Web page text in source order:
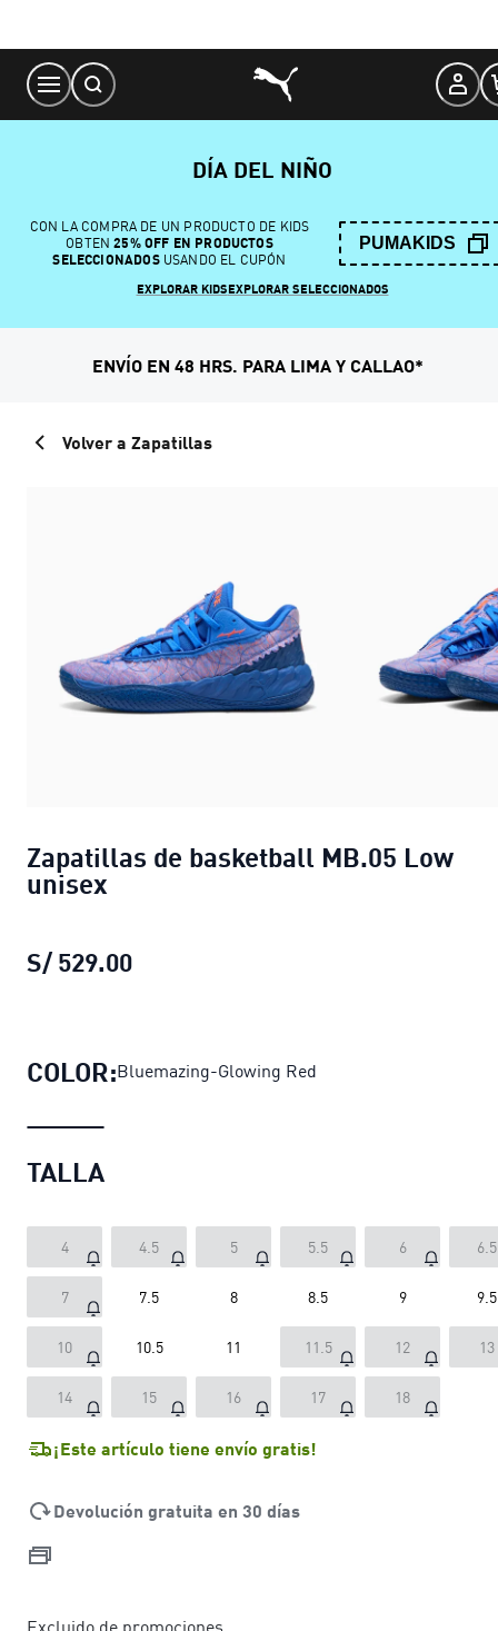
Content
DÍA DEL NIÑO
CON LA COMPRA DE UN PRODUCTO DE KIDS
OBTEN 25% OFF EN PRODUCTOS
SELECCIONADOSUSANDO EL CUPÓN
PUMAKIDS
EXPLORAR KIDSEXPLORAR SELECCIONADOS
ENVÍO EN 48 HRS. PARA LIMA Y CALLAO*
Volver a Zapatillas
Zapatillas de basketball MB.05 Low
unisex
S/ 529.00
COLOR:Bluemazing-Glowing Red
TALLA
4 4.5 5 5.5 6 6.5
7 7.5 8 8.5 9 9.5
10 10.5 11 11.5 12 13
14 15 16 17 18
¡Este artículo tiene envío gratis!
Devolución gratuita en 30 días
Excluido de promociones